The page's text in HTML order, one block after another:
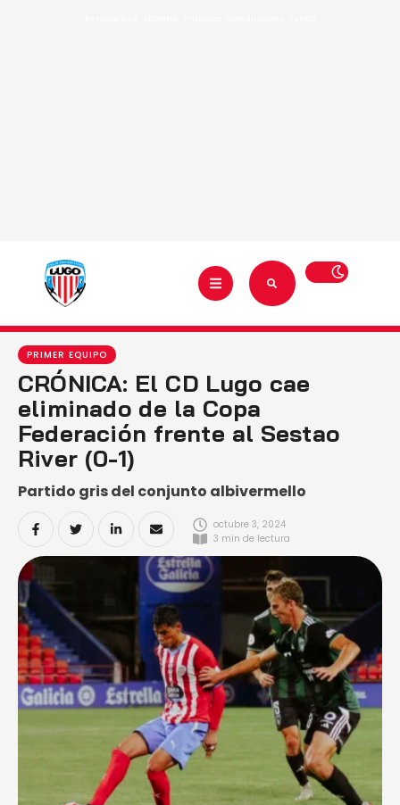
PRIMER EQUIPO
CRÓNICA: El CD Lugo cae
eliminado de la Copa
Federación frente al Sestao
River (0-1)
Partido gris del conjunto albivermello
octubre 3, 2024
3 min de lectura